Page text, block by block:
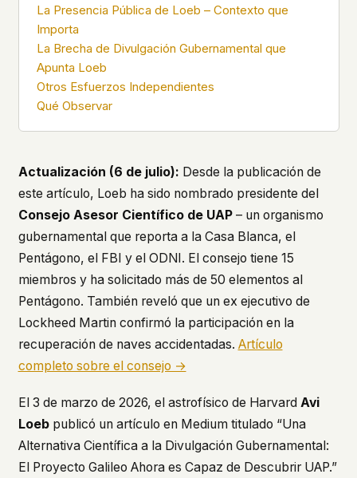
We think the tradeoff is worth it. The UFO/UAP
topic attracts government attention, and the
being watched. If you're a whistleblower, a
military service member, a Hill staffer, or just
someone who's curious – your visit here is yours
alone.
every website you visit). Your DNS provider
resolves the domain. Standard web server logs
exist on our hosting provider's infrastructure. We
exist.
If this concerns you, a VPN or Tor will handle it.
We won't judge – we'd do the same.
This isn't a privacy policy written by lawyers to
protect us. It's a promise written by us to protect
you. If we ever add analytics, tracking, or third-
party scripts, we'll say so here first – and you
La Presencia Pública de Loeb – Contexto que
Importa
La Brecha de Divulgación Gubernamental que
Apunta Loeb
Otros Esfuerzos Independientes
Qué Observar
Actualización (6 de julio): Desde la publicación de
este artículo, Loeb ha sido nombrado presidente del
Consejo Asesor Científico de UAP– un organismo
gubernamental que reporta a la Casa Blanca, el
Pentágono, el FBI y el ODNI. El consejo tiene 15
miembros y ha solicitado más de 50 elementos al
Pentágono. También reveló que un ex ejecutivo de
Lockheed Martin confirmó la participación en la
recuperación de naves accidentadas. Artículo
completo sobre el consejo →
El 3 de marzo de 2026, el astrofísico de Harvard Avi
Loebpublicó un artículo en Medium titulado “Una
Alternativa Científica a la Divulgación Gubernamental:
El Proyecto Galileo Ahora es Capaz de Descubrir UAP.”